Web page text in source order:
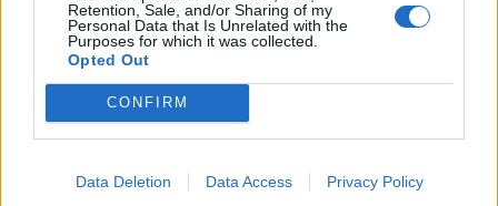
Retention, Sale, and/or Sharing of my
Personal Data that Is Unrelated with the
Purposes for which it was collected.
Opted Out
CONFIRM
Data Deletion Data Access Privacy Policy
prestazioni, fornire formazione su modelli di apprendimento
automatico, raccolta e analisi di dati.
Innovation Hub e Agile-Auto Software e Data
Academy
per l’aggiornamento e la riqualificazione di dipendenti